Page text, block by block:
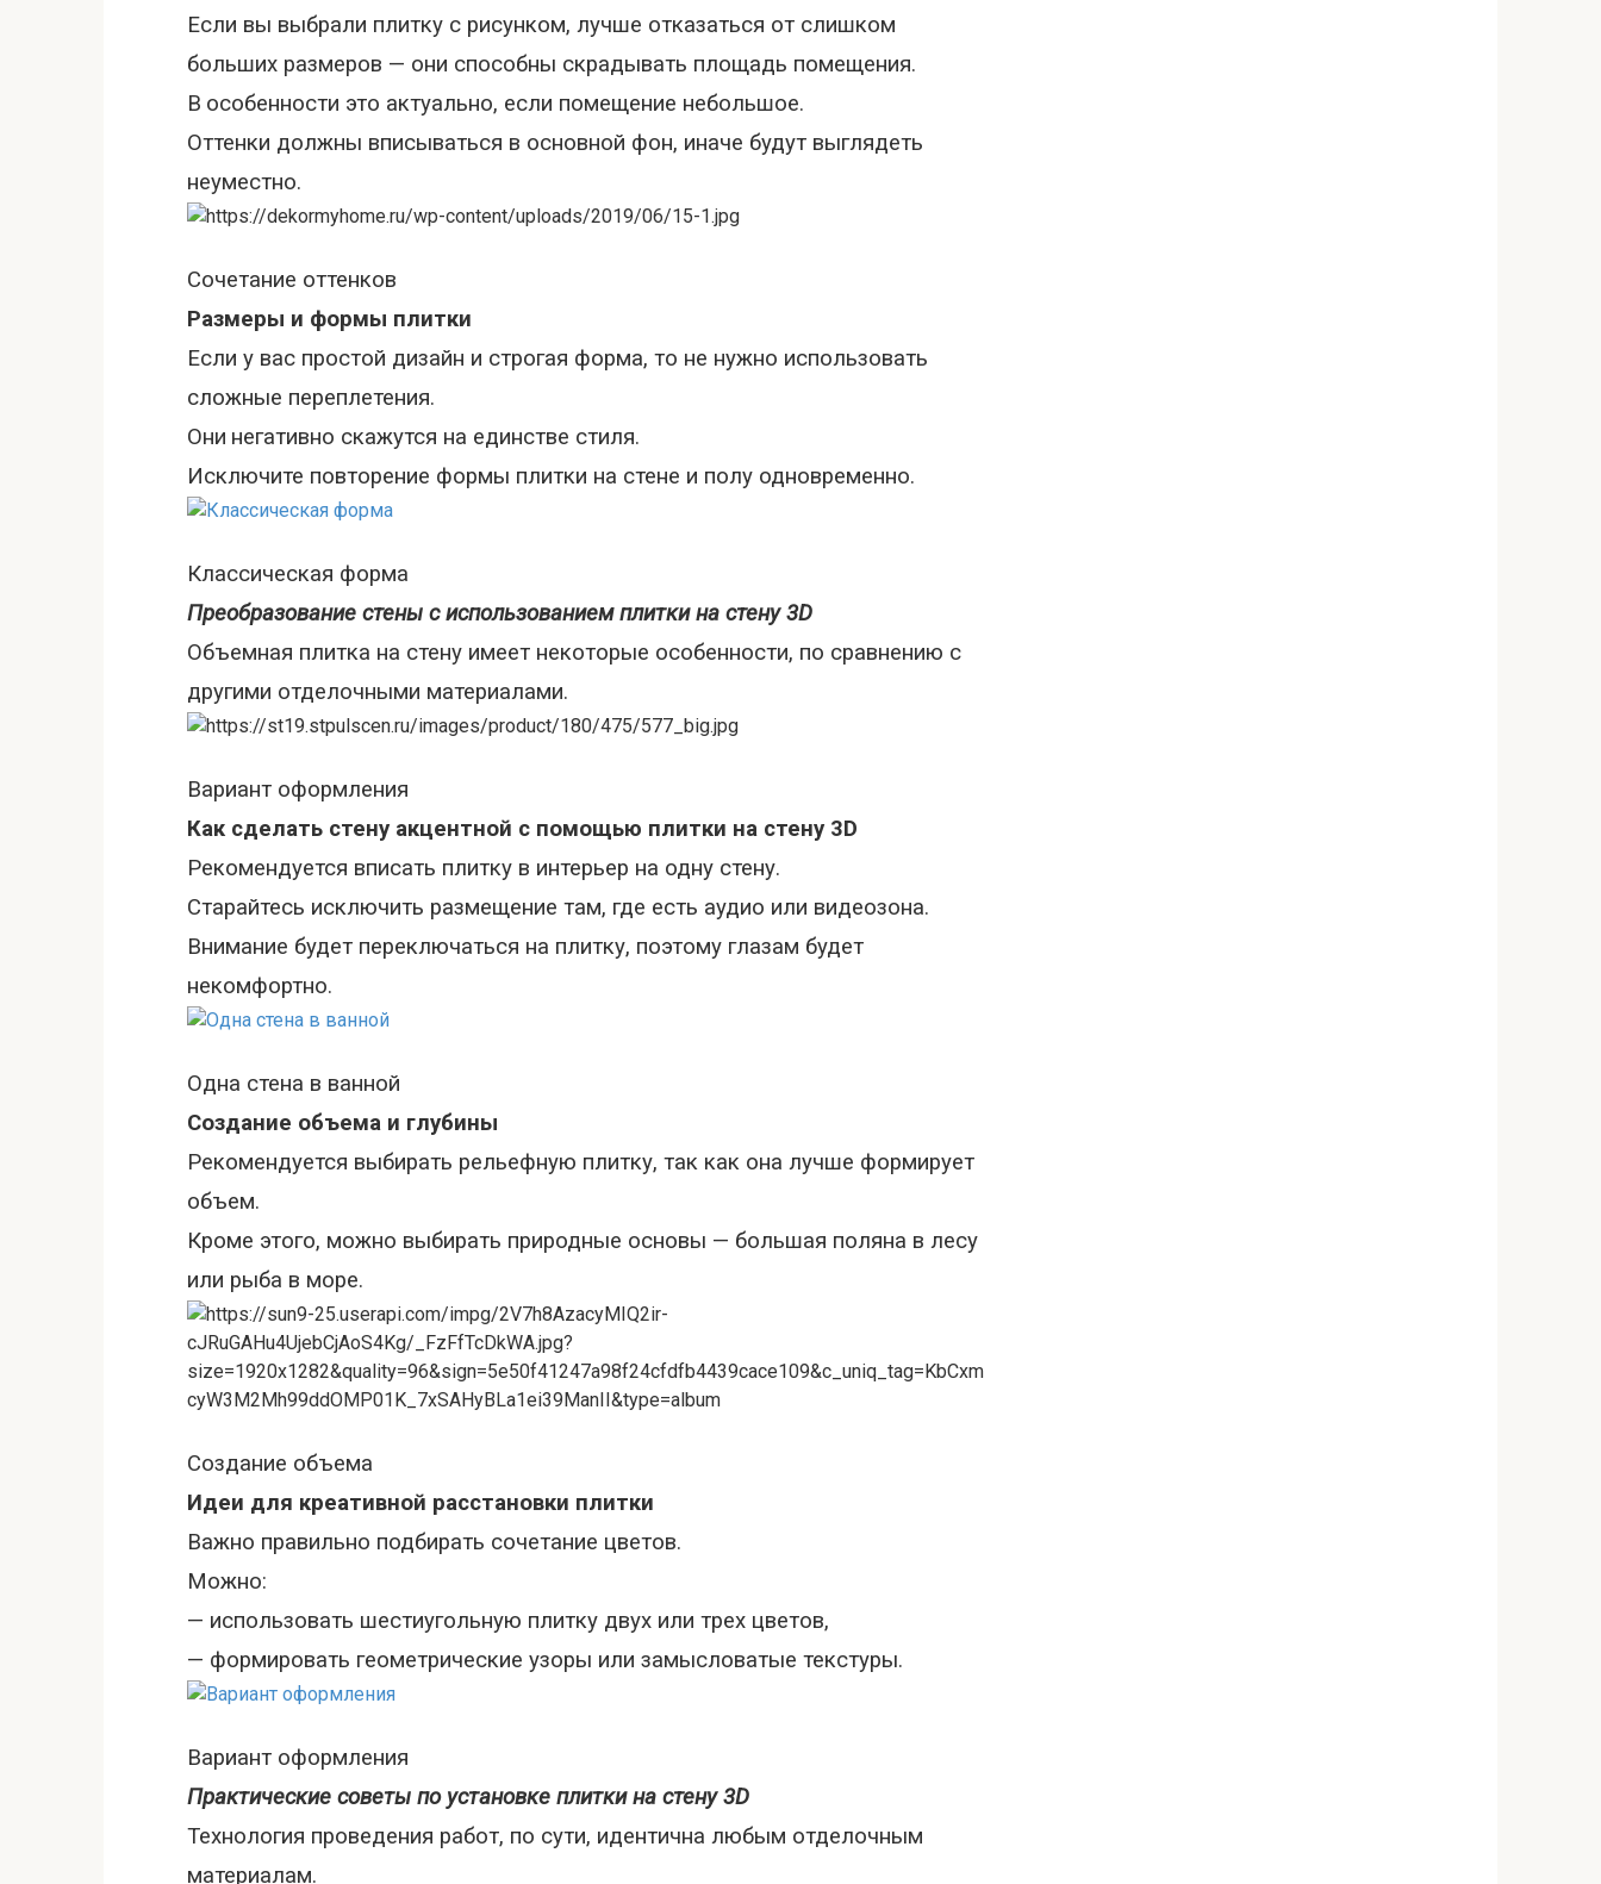
Если вы выбрали плитку с рисунком, лучше отказаться от слишком
больших размеров — они способны скрадывать площадь помещения.
В особенности это актуально, если помещение небольшое.
Оттенки должны вписываться в основной фон, иначе будут выглядеть
неуместно.
Сочетание оттенков
Размеры и формы плитки
Если у вас простой дизайн и строгая форма, то не нужно использовать
сложные переплетения.
Они негативно скажутся на единстве стиля.
Исключите повторение формы плитки на стене и полу одновременно.
Классическая форма
Преобразование стены с использованием плитки на стену 3D
Объемная плитка на стену имеет некоторые особенности, по сравнению с
другими отделочными материалами.
Вариант оформления
Как сделать стену акцентной с помощью плитки на стену 3D
Рекомендуется вписать плитку в интерьер на одну стену.
Старайтесь исключить размещение там, где есть аудио или видеозона.
Внимание будет переключаться на плитку, поэтому глазам будет
некомфортно.
Одна стена в ванной
Создание объема и глубины
Рекомендуется выбирать рельефную плитку, так как она лучше формирует
объем.
Кроме этого, можно выбирать природные основы — большая поляна в лесу
или рыба в море.
Создание объема
Идеи для креативной расстановки плитки
Важно правильно подбирать сочетание цветов.
Можно:
— использовать шестиугольную плитку двух или трех цветов,
— формировать геометрические узоры или замысловатые текстуры.
Вариант оформления
Практические советы по установке плитки на стену 3D
Технология проведения работ, по сути, идентична любым отделочным
материалам.